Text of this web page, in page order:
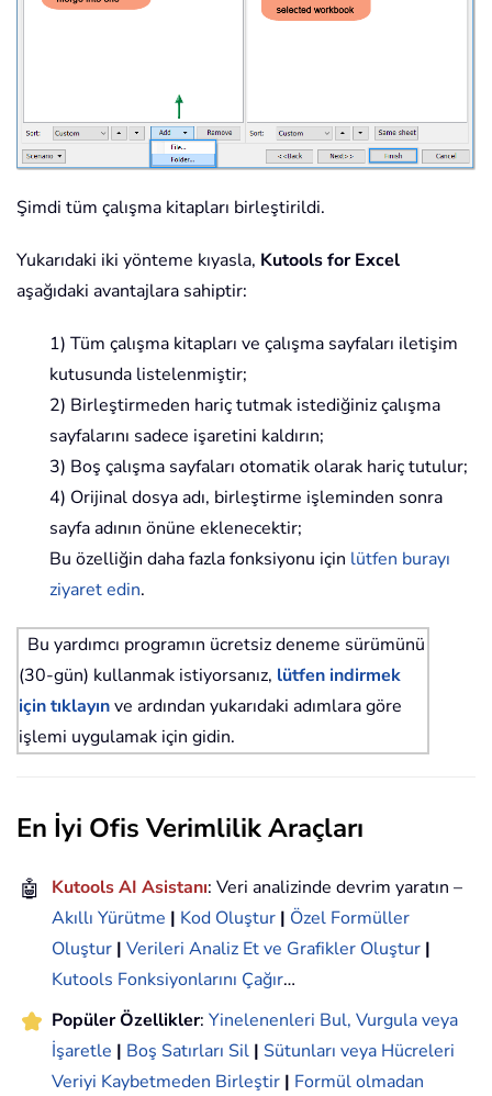
Şimdi tüm çalışma kitapları birleştirildi.
Yukarıdaki iki yönteme kıyasla, Kutools for Excel
aşağıdaki avantajlara sahiptir:
1) Tüm çalışma kitapları ve çalışma sayfaları iletişim
kutusunda listelenmiştir;
2) Birleştirmeden hariç tutmak istediğiniz çalışma
sayfalarını sadece işaretini kaldırın;
3) Boş çalışma sayfaları otomatik olarak hariç tutulur;
4) Orijinal dosya adı, birleştirme işleminden sonra
sayfa adının önüne eklenecektir;
Bu özelliğin daha fazla fonksiyonu için lütfen burayı
ziyaret edin.
Bu yardımcı programın ücretsiz deneme sürümünü
(30-gün) kullanmak istiyorsanız, lütfen indirmek
için tıklayınve ardından yukarıdaki adımlara göre
işlemi uygulamak için gidin.
En İyi Ofis Verimlilik Araçları
🤖 Kutools AI Asistanı: Veri analizinde devrim yaratın –
Akıllı Yürütme | Kod Oluştur | Özel Formüller
Oluştur | Verileri Analiz Et ve Grafikler Oluştur |
Kutools Fonksiyonlarını Çağır…
Popüler Özellikler: Yinelenenleri Bul, Vurgula veya
İşaretle | Boş Satırları Sil | Sütunları veya Hücreleri
Veriyi Kaybetmeden Birleştir | Formül olmadan